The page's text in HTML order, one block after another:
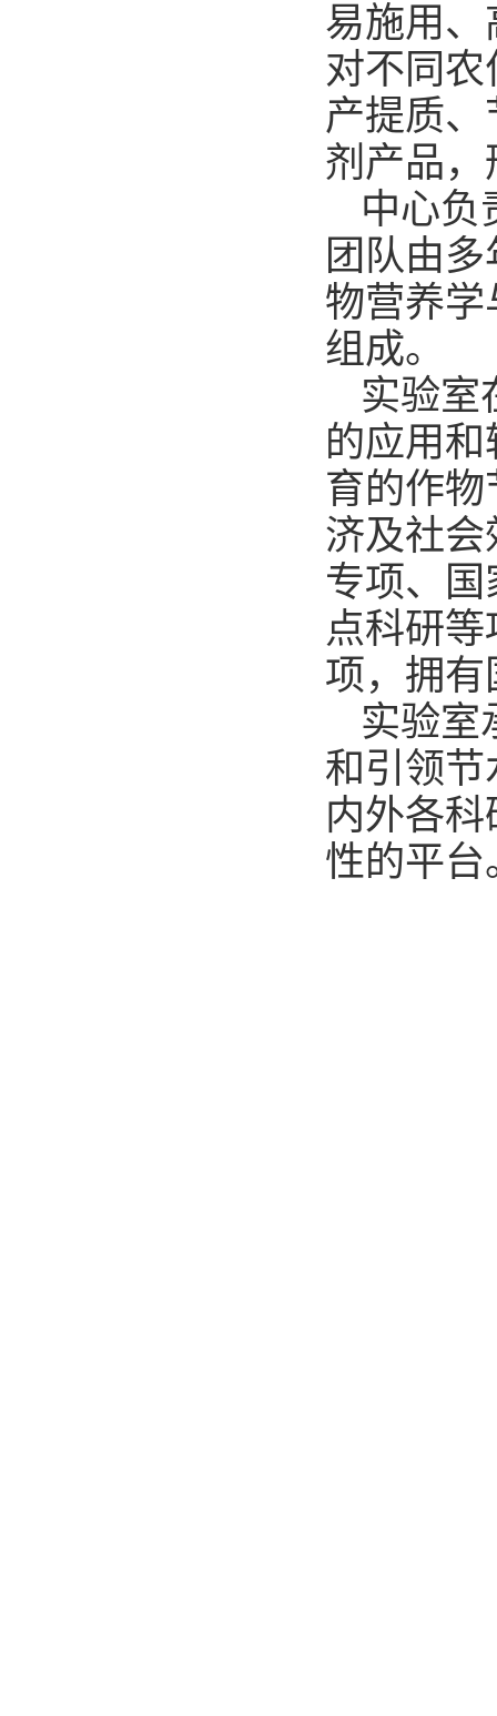
易施用
对不同
产提质
剂产品
中心负
团队由
物营养
组成。
实验室
的应用
育的作
济及社
专项、
点科研
项，拥有
实验室
和引领
内外各
性的平台